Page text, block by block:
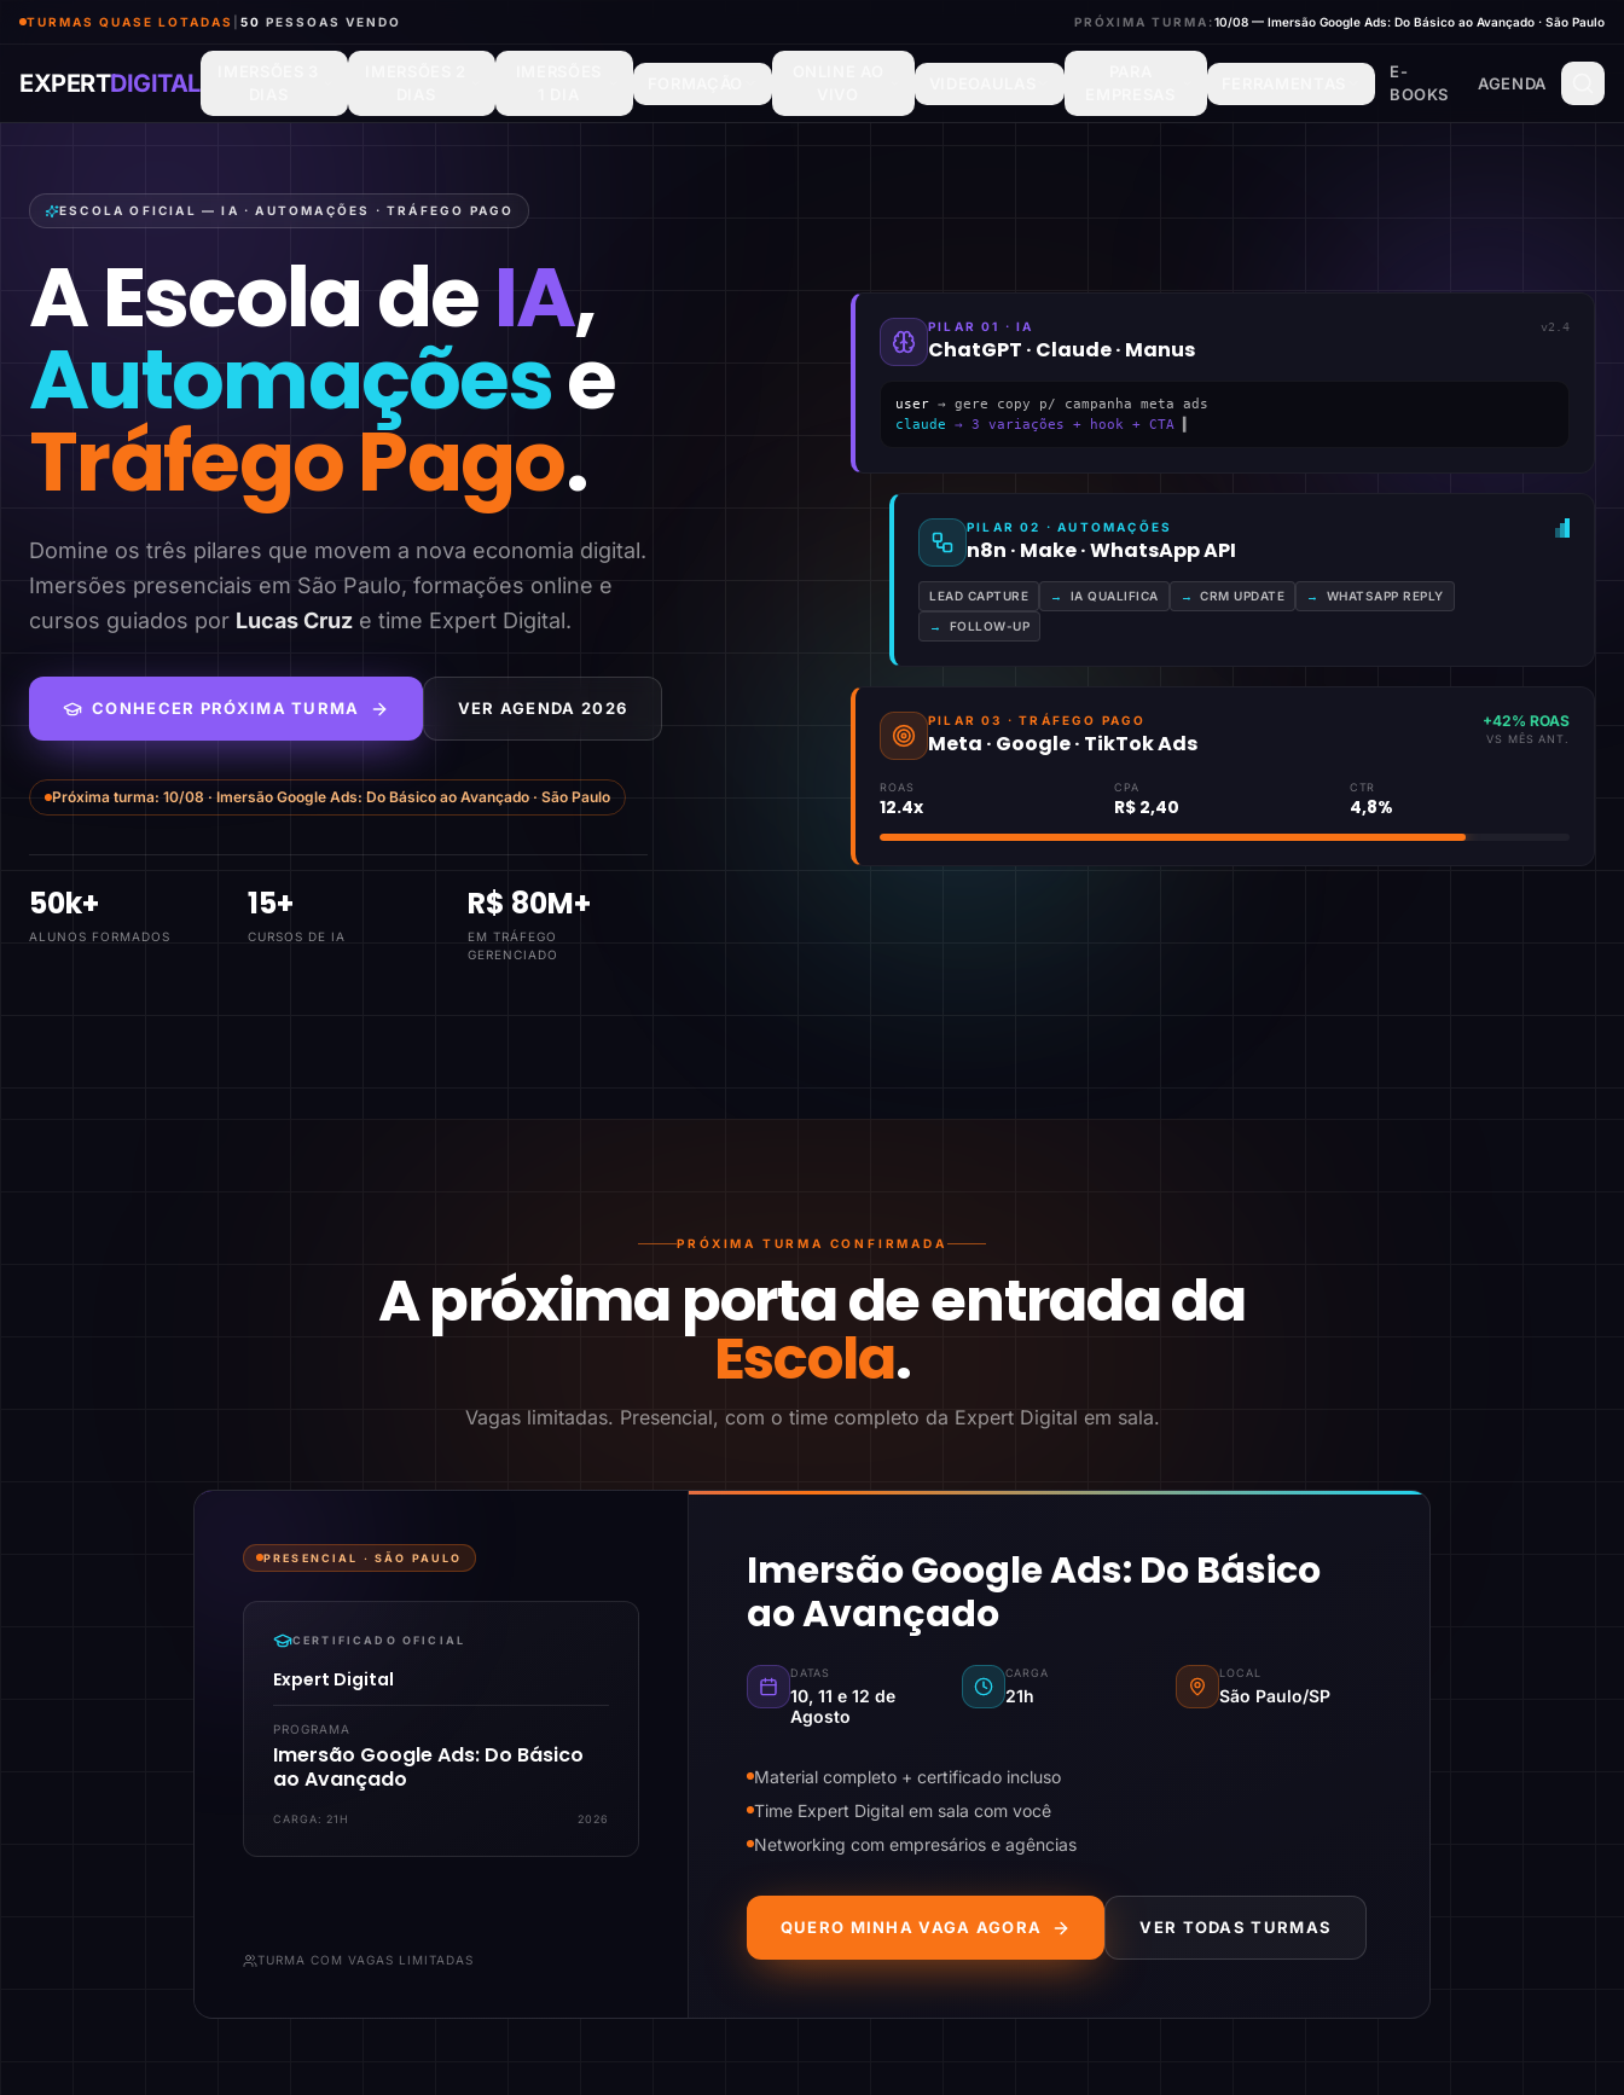
TURMAS QUASE LOTADAS 50 PESSOAS VENDO PRÓXIMA TURMA:10/08 — Imersão Google Ads: Do Básico ao Avançado · São Paulo
EXPERTDIGITAL
E-
BOOKS
AGENDA
ESCOLA OFICIAL — IA · AUTOMAÇÕES · TRÁFEGO PAGO
A Escola deIA,
Automaçõese
Tráfego Pago.
Domine os três pilares que movem a nova economia digital.
Imersões presenciais em São Paulo, formações online e
cursos guiados por Lucas Cruz e time Expert Digital.
CONHECER PRÓXIMA TURMA VER AGENDA 2026
Próxima turma: 10/08 · Imersão Google Ads: Do Básico ao Avançado · São Paulo
50k+
ALUNOS FORMADOS
15+
CURSOS DE IA
R$ 80M+
EM TRÁFEGO
GERENCIADO
PILAR 01 · IA
ChatGPT · Claude · Manus
v2.4
user → gere copy p/ campanha meta ads
claude → 3 variações + hook + CTA
PILAR 02 · AUTOMAÇÕES
n8n · Make · WhatsApp API
LEAD CAPTURE → IA QUALIFICA → CRM UPDATE → WHATSAPP REPLY
→ FOLLOW-UP
PILAR 03 · TRÁFEGO PAGO
Meta · Google · TikTok Ads
+42% ROAS
VS MÊS ANT.
ROAS
12.4x
CPA
R$ 2,40
CTR
4,8%
PRÓXIMA TURMA CONFIRMADA
A próxima porta de entrada da
Escola.
Vagas limitadas. Presencial, com o time completo da Expert Digital em sala.
PRESENCIAL ·SÃO PAULO
CERTIFICADO OFICIAL
Expert Digital
PROGRAMA
Imersão Google Ads: Do Básico
ao Avançado
CARGA: 21H 2026
TURMA COM VAGAS LIMITADAS
Imersão Google Ads: Do Básico
ao Avançado
DATAS
10, 11 e 12 de
Agosto
CARGA
21h
LOCAL
São Paulo/SP
Material completo + certificado incluso
Time Expert Digital em sala com você
Networking com empresários e agências
QUERO MINHA VAGA AGORA VER TODAS TURMAS